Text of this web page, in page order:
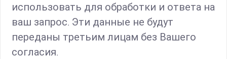
использовать для обработки и ответа на
ваш запрос. Эти данные не будут
переданы третьим лицам без Вашего
согласия.